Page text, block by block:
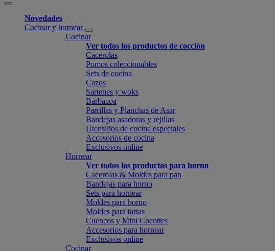
Novedades
Cocinar y hornear
Cocinar
Ver todos los productos de cocción
Cacerolas
Pomos coleccionables
Sets de cocina
Cazos
Sartenes y woks
Barbacoa
Parrillas y Planchas de Asar
Bandejas asadoras y rejillas
Utensilios de cocina especiales
Accesorios de cocina
Exclusivos online
Hornear
Ver todos los productos para horno
Cacerolas & Moldes para pan
Bandejas para horno
Sets para hornear
Moldes para horno
Moldes para tartas
Cuencos y Mini Cocottes
Accesorios para hornear
Exclusivos online
Cocinar